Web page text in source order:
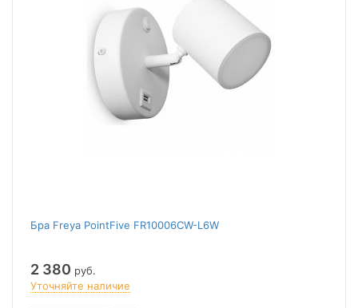
Бра Freya PointFive FR10006CW-L6W
2 380 руб.
Уточняйте наличие